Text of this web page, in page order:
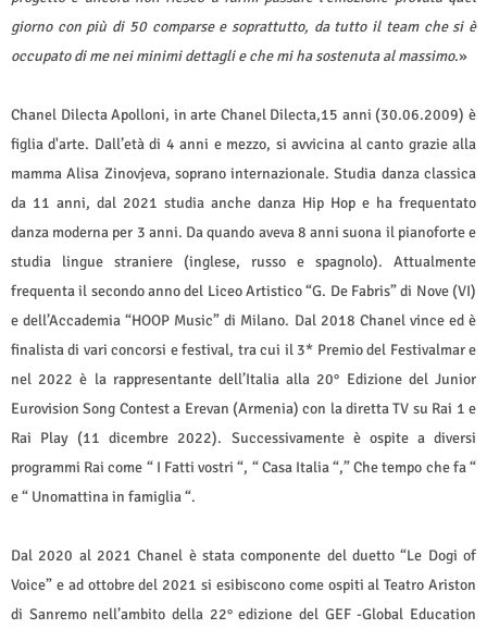
giorno con più di 50 comparse e soprattutto, da tutto il team che si è
occupato di me nei minimi dettagli e che mi ha sostenuta al massimo.»
Chanel Dilecta Apolloni, in arte Chanel Dilecta,15 anni (30.06.2009) è
figlia d'arte. Dall’età di 4 anni e mezzo, si avvicina al canto grazie alla
mamma Alisa Zinovjeva, soprano internazionale. Studia danza classica
da 11 anni, dal 2021 studia anche danza Hip Hop e ha frequentato
danza moderna per 3 anni. Da quando aveva 8 anni suona il pianoforte e
studia lingue straniere (inglese, russo e spagnolo). Attualmente
frequenta il secondo anno del Liceo Artistico“G. De Fabris” di Nove (VI)
e dell’Accademia “HOOP Music” di Milano. Dal 2018 Chanel vince ed è
finalista di vari concorsi e festival, tra cui il 3* Premio del Festivalmar e
nel 2022 è la rappresentante dell’Italia alla 20° Edizione del Junior
Eurovision Song Contest a Erevan (Armenia) con la diretta TV su Rai 1 e
Rai Play (11 dicembre 2022). Successivamente è ospite a diversi
programmi Rai come “ I Fatti vostri “, “ Casa Italia “,” Che tempo che fa “
e “ Unomattina in famiglia “.
Dal 2020 al 2021 Chanel è stata componente del duetto “Le Dogi of
Voice” e ad ottobre del 2021 si esibiscono come ospiti al Teatro Ariston
di Sanremo nell’ambito della 22° edizione del GEF -Global Education